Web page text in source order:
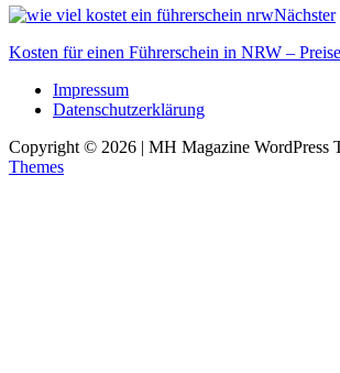
Nächster
Kosten für einen Führerschein in NRW –
Impressum
Datenschutzerklärung
Copyright © 2026 | MH Magazine WordPress
Themes